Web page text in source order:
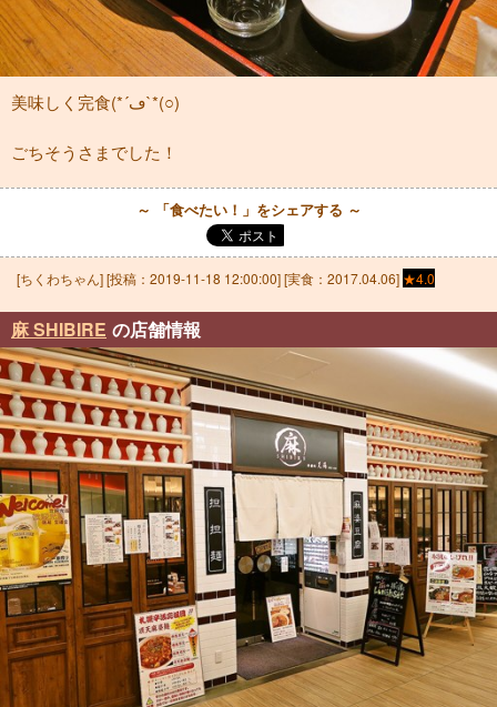
美味しく完食(*´ڡ`*(○)
ごちそうさまでした！
～ 「食べたい！」をシェアする ～
[ちくわちゃん] [投稿： 2019-11-18 12:00:00] [実食：2017.04.06] ★4.0
麻 SHIBIRE の店舗情報